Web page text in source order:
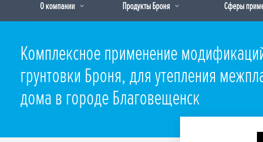
О компании Продукты Броня Сферы
Комплексное применение
грунтовки Броня, для утепления
дома в городе Благовещенск